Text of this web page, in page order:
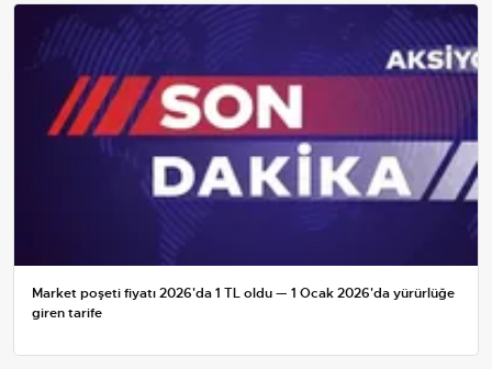
Market poşeti fiyatı 2026'da 1 TL oldu — 1 Ocak 2026'da yürürlüğe
giren tarife